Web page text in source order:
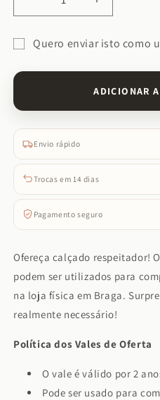
Diminuir
a
de
Aumentar
a
de
Oferta
Quero enviar isto como
de
destinatário
cartão
de
oferta
fechado
ADICIONAR
Envio rápido
Trocas em 14 dias
Pagamento seguro
Ofereça calçado respeitador!
podem ser utilizados para
na loja física em Braga.
realmente necessário!
Política dos Vales de Oferta
O vale é válido por 2
Pode ser usado para